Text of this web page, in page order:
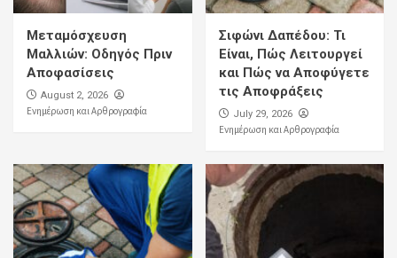
Μεταμόσχευση
Μαλλιών: Οδηγός Πριν
Αποφασίσεις
August 2, 2026
Ενημέρωση και Αρθρογραφία
Σιφώνι Δαπέδου: Τι
Είναι, Πώς Λειτουργεί
και Πώς να Αποφύγετε
τις Αποφράξεις
July 29, 2026
Ενημέρωση και Αρθρογραφία